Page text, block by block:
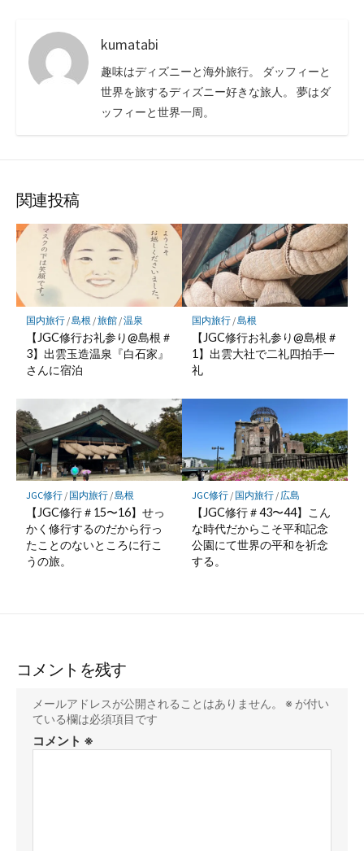
kumatabi
趣味はディズニーと海外旅行。 ダッフィーと
世界を旅するディズニー好きな旅人。 夢はダ
ッフィーと世界一周。
関連投稿
国内旅行/島根 /旅館/温泉
【JGC修行お礼参り@島根＃
3】出雲玉造温泉『白石家』
さんに宿泊
国内旅行/島根
【JGC修行お礼参り@島根＃
1】出雲大社で二礼四拍手一
礼
JGC修行/ 国内旅行/島根
【JGC修行＃15〜16】せっ
かく修行するのだから行っ
たことのないところに行こ
うの旅。
JGC修行/ 国内旅行/ 広島
【JGC修行＃43〜44】こん
な時代だからこそ平和記念
公園にて世界の平和を祈念
する。
コメントを残す
メールアドレスが公開されることはありません。 ※ が付い
ている欄は必須項目です
コメント ※